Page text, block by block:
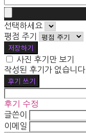
선택하세요
평점 주기
저장하기
사진 후기만 보기
작성된 후기가 없습니다.
후기 쓰기
후기 수정
글쓴이
이메일